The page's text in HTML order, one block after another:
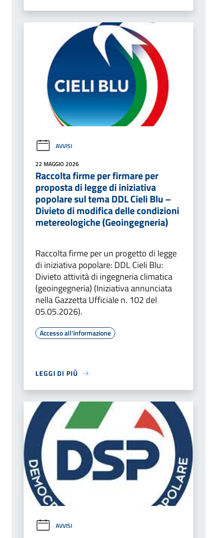
AVVISI
22 MAGGIO 2026
Raccolta firme per firmare per
proposta di legge di iniziativa
popolare sul tema DDL Cieli Blu –
Divieto di modifica delle condizioni
metereologiche (Geoingegneria)
Raccolta firme per un progetto di legge
di iniziativa popolare: DDL Cieli Blu:
Divieto attività di ingegneria climatica
(geoingegneria) (Iniziativa annunciata
nella Gazzetta Ufficiale n. 102 del
05.05.2026).
Accesso all'informazione
LEGGI DI PIÙ
AVVISI